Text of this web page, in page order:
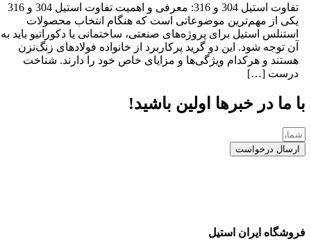
تفاوت استیل 304 و 316: معرفی و اهمیت تفاوت استیل 304 و 316
از مهم‌ترین موضوعاتی است که هنگام انتخاب محصولات
استیل برای پروژه‌های صنعتی، ساختمانی یا دکوراتیو باید به
توجه شود. این دو گرید پرکاربرد از خانواده فولادهای زنگ‌نزن
و هرکدام ویژگی‌ها و مزایای خاص خود را دارند. شناخت
[…]
ما در خبرها اولین باشید!
درخواست
ایران استیل